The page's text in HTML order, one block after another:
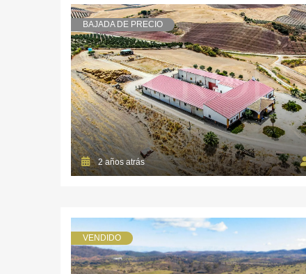
BAJADA DE PRECIO
2 años atrás
VENDIDO